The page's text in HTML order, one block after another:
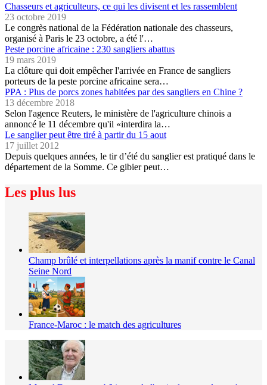
Chasseurs et agriculteurs, ce qui les divisent et les rassemblent
23 octobre 2019
Le congrès national de la Fédération nationale des chasseurs,
organisé à Paris le 23 octobre, a été l'…
Peste porcine africaine : 230 sangliers abattus
19 mars 2019
La clôture qui doit empêcher l'arrivée en France de sangliers
porteurs de la peste porcine africaine sera…
PPA : Plus de porcs zones habitées par des sangliers en Chine ?
13 décembre 2018
Selon l'agence Reuters, le ministère de l'agriculture chinois a
annoncé le 11 décembre qu'il «interdira la…
Le sanglier peut être tiré à partir du 15 aout
17 juillet 2012
Depuis quelques années, le tir d’été du sanglier est pratiqué dans le
département de la Somme. Ce gibier peut…
Les plus lus
Champ brûlé et interpellations après la manif contre le Canal
Seine Nord
France-Maroc : le match des agricultures